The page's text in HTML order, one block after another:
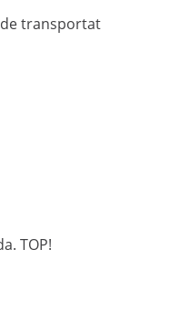
transportat
TOP!